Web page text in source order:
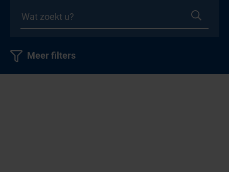
Meer filters